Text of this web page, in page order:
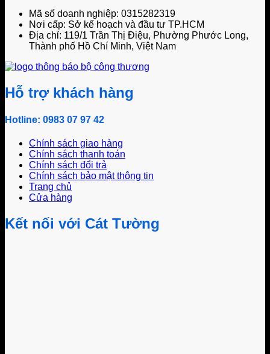
Mã số doanh nghiệp: 0315282319
Nơi cấp: Sở kế hoạch và đầu tư TP.HCM
Địa chỉ: 119/1 Trần Thị Điệu, Phường Phước Long,
Thành phố Hồ Chí Minh, Việt Nam
Hỗ trợ khách hàng
Hotline: 0983 07 97 42
Chính sách giao hàng
Chính sách thanh toán
Chính sách đổi trả
Chính sách bảo mật thông tin
Trang chủ
Cửa hàng
Kết nối với Cát Tường